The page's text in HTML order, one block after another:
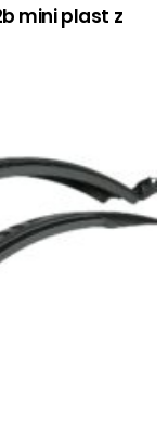
mini plast z